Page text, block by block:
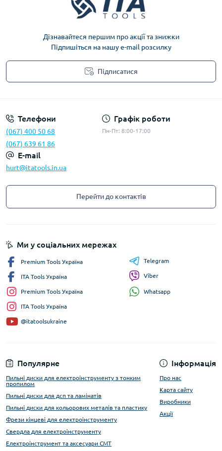
Дізнавайтеся першим про акції та знижки
Підпишіться на нашу e-mail розсилку
Підписатися
Телефони
(067) 400 50 68
(067) 639 61 86
Графік роботи
Пн-Пт: 8:00-17:00
E-mail
hurt@itatools.in.ua
Перейти до контактів
Популярне
Пильні диски для електроінструменту з тонким
пропилом
Пильні диски для дсп та ламінатів
Пильні диски для кольорових металів та пластику
Фрези кінцеві для електроінструменту
Свердла для електроінструменту
Електроінструмент та аксесуари CMT
Інформація
Про нас
Карта сайту
Виробники
Акції
Ми у соціальних мережах
Premium Tools Україна
ITA Tools Україна
Premium Tools Україна
ITA Tools Україна
@itatoolsukraine
Telegram
Viber
Whatsapp